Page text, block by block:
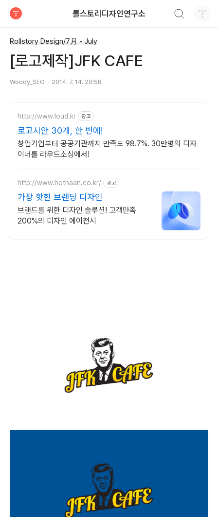
롤스토리디자인연구소
Rollstory Design/7月 - July
[로고제작]JFK CAFE
Woody_SEO 2014. 7. 14. 20:58
http://www.loud.kr 광고
로고시안 30개, 한 번에!
창업기업부터 공공기관까지 만족도 98.7%. 30만명의 디자
이너를 라우드소싱에서!
http://www.hothaan.co.kr/ 광고
가장 핫한 브랜딩 디자인
브랜드를 위한 디자인 솔루션! 고객만족
200%의 디자인 에이전시